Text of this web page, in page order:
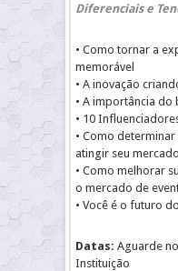
Diferenciais e
• Como tornar a
memorável
• A inovação
• A importância do
• 10
• Como
atingir seu
• Como melhorar
o mercado de
• Você é o futuro
Datas: Aguarde
Instituição